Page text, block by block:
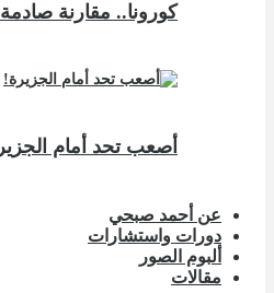
كورونا.. مقارنة صادمة
أصعب تحد أمام
عن أحمد صبحي
دورات واستشارات
ألبوم الصور
مقالات